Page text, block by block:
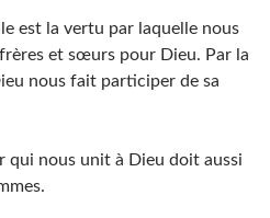
est la vertu par laquelle nous
et sœurs pour Dieu. Par la
nous fait participer de sa
qui nous unit à Dieu doit aussi